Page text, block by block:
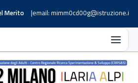
Merito email: mimm0cd00g@istruzione.it